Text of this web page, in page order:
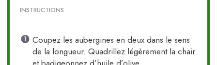
INSTRUCTIONS
Coupez les aubergines en deux dans le sens
de la longueur. Quadrillez légèrement la chair